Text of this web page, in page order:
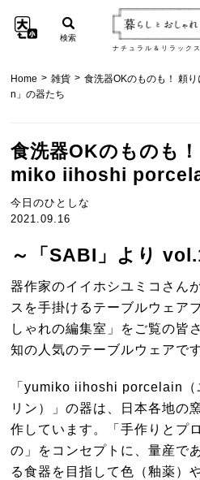
ナチュラル＆リラック
検索
Home > 雑貨 > 食洗器OKのものも！ 頼
n」の器たち
食洗器OKのものも
miko iihoshi
今日のひとしな
2021.09.16
～「SABI」より
器作家のイイホシユミコさん
スを手掛けるテーブルウェア
しゃれの編集室」をご覧の皆
知の人気のテーブルウェアです
「yumiko iihoshi porcelain（
リン）」の器は、日本各地の
作しています。「手作りとプ
の」をコンセプトに、量産で
る食器を目指して色（釉薬）